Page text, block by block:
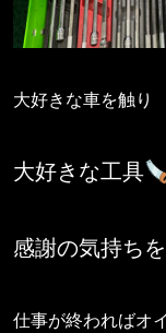
大好きな車を触り
大好きな工具
感謝の気持ち
仕事が終わればオ